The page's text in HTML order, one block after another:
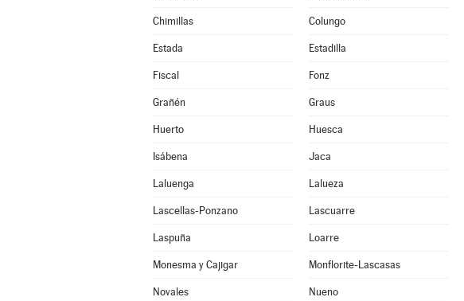
Chimillas Colungo
Estada Estadilla
Fiscal Fonz
Grañén Graus
Huerto Huesca
Isábena Jaca
Laluenga Lalueza
Lascellas-Ponzano Lascuarre
Laspuña Loarre
Monesma y Cajigar Monflorite-Lascasas
Novales Nueno